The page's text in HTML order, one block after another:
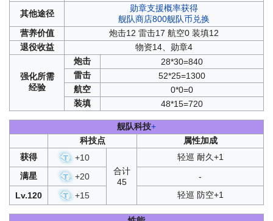
其他途径
勋章支援概率获得
舰队商店800舰队币兑换
营养价值
炮击12 雷击17 航空0 装填12
退役收益 物资14、勋章4
强化所需
经验
炮击
28*30=840
雷击
52*25=1300
航空
0*0=0
装填
48*15=720
舰队科技+
科技点
属性加成
获得
+10
合计
45
轻巡 耐久+1
满星
+20
-
Lv.120
+15 轻巡 防空+1